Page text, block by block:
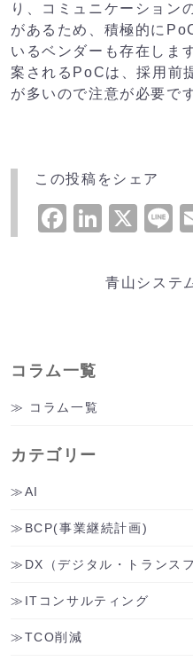
り、コミュニケーション
があるため、積極的に
いるベンダーも存在しま
案されるPoCは、採用前
が多いので注意が必要で
この投稿をシェア
X
青山システ
コラム一覧
コラム一覧
カテゴリー
AI
BCP(事業継続計画)
DX（デジタル・トランス
ITコンサルティング
TCO削減